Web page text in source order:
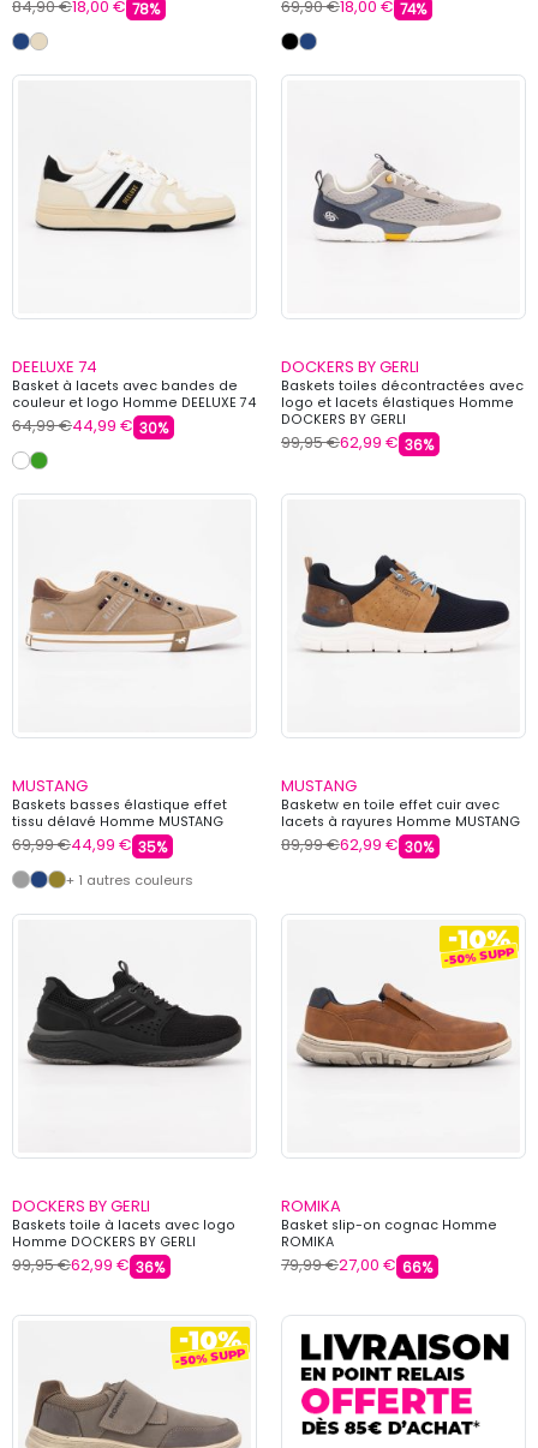
84,90 €18,00 € 78% 69,90 €18,00 € 74%
DEELUXE 74
Basket à lacets avec bandes de
couleur et logo Homme DEELUXE 74
64,99 €44,99 € 30%
DOCKERS BY GERLI
Baskets toiles décontractées avec
logo et lacets élastiques Homme
DOCKERS BY GERLI
99,95 €62,99 € 36%
MUSTANG
Baskets basses élastique effet
tissu délavé Homme MUSTANG
69,99 €44,99 € 35%
+ 1 autres couleurs
MUSTANG
Basketw en toile effet cuir avec
lacets à rayures Homme MUSTANG
89,99 €62,99 € 30%
DOCKERS BY GERLI
Baskets toile à lacets avec logo
Homme DOCKERS BY GERLI
99,95 €62,99 € 36%
ROMIKA
Basket slip-on cognac Homme
ROMIKA
79,99 €27,00 € 66%